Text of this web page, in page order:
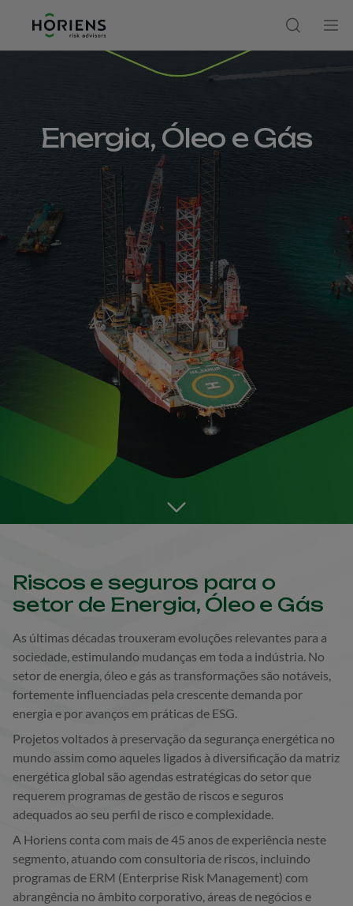
Abrir
Energia, Óleo e Gás
Go to the next section
Riscos e seguros para o
setor de Energia, Óleo e Gás
As últimas décadas trouxeram evoluções relevantes para a
sociedade, estimulando mudanças em toda a indústria. No
setor de energia, óleo e gás as transformações são notáveis,
fortemente influenciadas pela crescente demanda por
energia e por avanços em práticas de ESG.
Projetos voltados à preservação da segurança energética no
mundo assim como aqueles ligados à diversificação da matriz
energética global são agendas estratégicas do setor que
requerem programas de gestão de riscos e seguros
adequados ao seu perfil de risco e complexidade.
A Horiens conta com mais de 45 anos de experiência neste
segmento, atuando com consultoria de riscos, incluindo
programas de ERM (Enterprise Risk Management) com
abrangência no âmbito corporativo, áreas de negócios e